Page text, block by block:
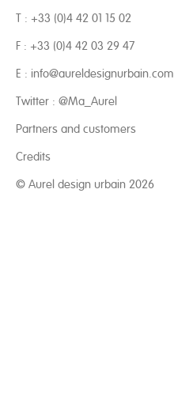
T : +33 (0)4 42 01 15 02
F : +33 (0)4 42 03 29 47
E : info@aureldesignurbain.com
Twitter : @Ma_Aurel
Partners and customers
Credits
© Aurel design urbain 2026